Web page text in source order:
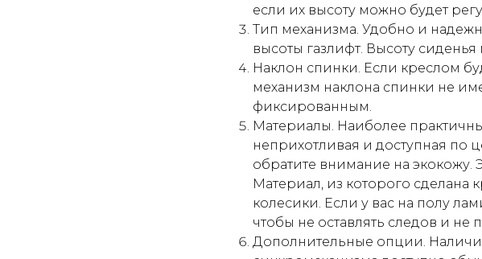
если их высоту можно будет
Тип механизма. Удобно и
высоты газлифт. Высоту
Наклон спинки. Если креслом
механизм наклона спинки не
фиксированным.
Материалы. Наиболее
неприхотливая и доступная по
обратите внимание на
Материал, из которого сделана
колесики. Если у вас на полу
чтобы не оставлять следов и не
Дополнительные опции.